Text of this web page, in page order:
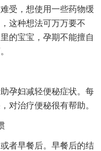
受，想使用一些药物缓
这种想法可万万要不
的宝宝，孕期不能擅自
孕妇减轻便秘症状。每
对治疗便秘很有帮助。
者早餐后。早餐后的结